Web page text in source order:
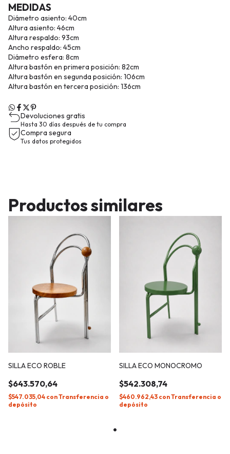
MEDIDAS
Diámetro asiento: 40cm
Altura asiento: 46cm
Altura respaldo: 93cm
Ancho respaldo: 45cm
Diámetro esfera: 8cm
Altura bastón en primera posición: 82cm
Altura bastón en segunda posición: 106cm
Altura bastón en tercera posición: 136cm
Devoluciones gratis
Hasta 30 días después de tu compra
Compra segura
Tus datos protegidos
Productos similares
SILLA ECO ROBLE
$643.570,64
$547.035,04 conTransferencia o
depósito
SILLA ECO MONOCROMO
$542.308,74
$460.962,43 conTransferencia o
depósito